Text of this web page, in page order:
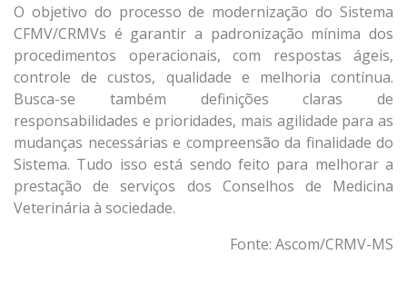
O objetivo do processo de modernização do Sistema
CFMV/CRMVs é garantir a padronização mínima dos
procedimentos operacionais, com respostas ágeis,
controle de custos, qualidade e melhoria contínua.
Busca-se também definições claras de
responsabilidades e prioridades, mais agilidade para as
mudanças necessárias e compreensão da finalidade do
Sistema. Tudo isso está sendo feito para melhorar a
prestação de serviços dos Conselhos de Medicina
Veterinária à sociedade.
Fonte: Ascom/CRMV-MS